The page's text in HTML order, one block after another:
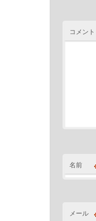
コメント
名前
メール